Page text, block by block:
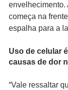
envelhecimento.
começa na
espalha para a
Uso de celular
causas de dor
“Vale ressaltar